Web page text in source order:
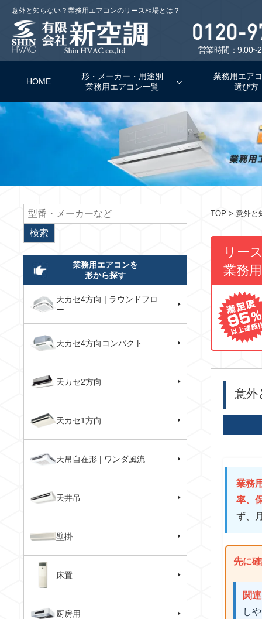
意外と知らない？業務用エアコンのリース相場とは？
営業時間：
HOME
形・メーカー・用途別
業務用エアコン一覧
業務用エア
選び方
TOP > 意外と
リー
業務
意外
業務
率、
ず、
先に
関
し
業務用エアコンを
形から探す
天カセ4方向 | ラウンドフロ
ー
天カセ4方向コンパクト
天カセ2方向
天カセ1方向
天吊自在形 | ワンダ風流
天井吊
壁掛
床置
厨房用